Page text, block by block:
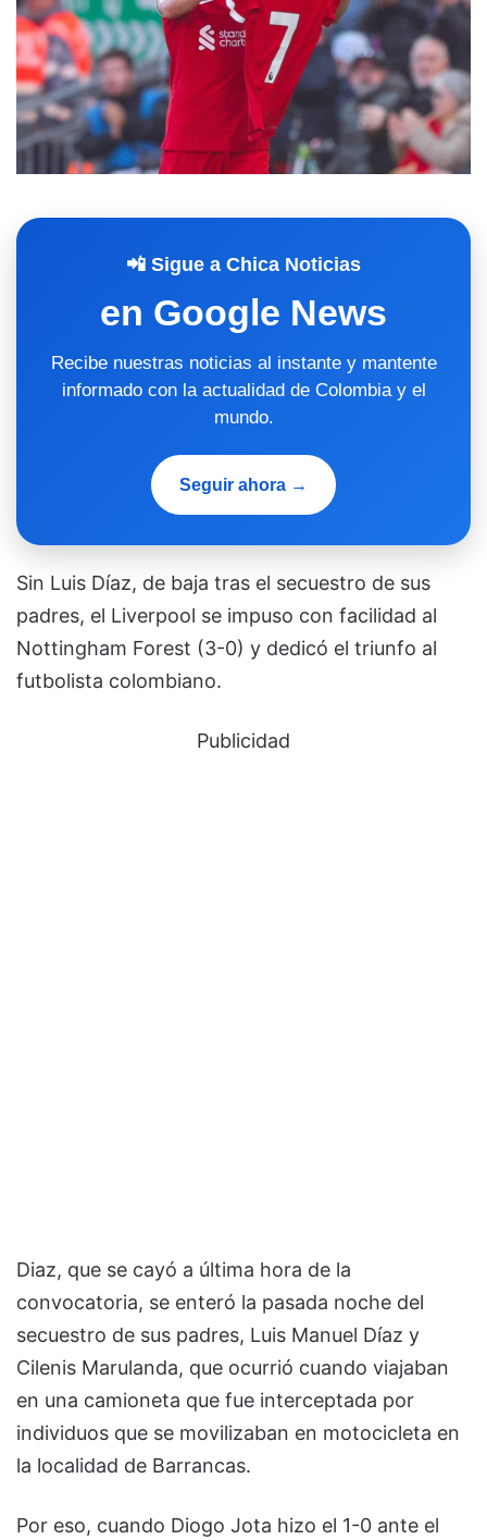
📲 Sigue a Chica Noticias
en Google News
Recibe nuestras noticias al instante y mantente
informado con la actualidad de Colombia y el
mundo.
Seguir ahora →
Sin Luis Díaz, de baja tras el secuestro de sus
padres, el Liverpool se impuso con facilidad al
Nottingham Forest (3-0) y dedicó el triunfo al
futbolista colombiano.
Publicidad
Diaz, que se cayó a última hora de la
convocatoria, se enteró la pasada noche del
secuestro de sus padres, Luis Manuel Díaz y
Cilenis Marulanda, que ocurrió cuando viajaban
en una camioneta que fue interceptada por
individuos que se movilizaban en motocicleta en
la localidad de Barrancas.
Por eso, cuando Diogo Jota hizo el 1-0 ante el